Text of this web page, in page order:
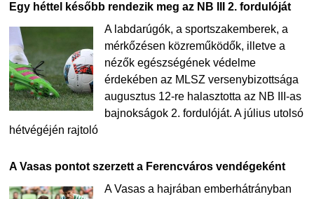
Egy héttel később rendezik meg az NB III 2. fordulóját
A labdarúgók, a sportszakemberek, a
mérkőzésen közreműködők, illetve a
nézők egészségének védelme
érdekében az MLSZ versenybizottsága
augusztus 12-re halasztotta az NB III-as
bajnokságok 2. fordulóját. A július utolsó
hétvégéjén rajtoló
A Vasas pontot szerzett a Ferencváros vendégeként
A Vasas a hajrában emberhátrányban